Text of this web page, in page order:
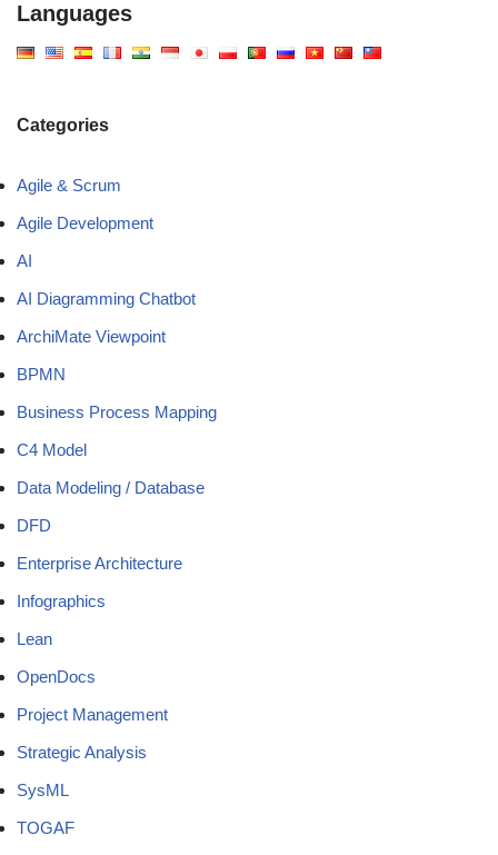
Languages
Categories
Agile & Scrum
Agile Development
AI
AI Diagramming Chatbot
ArchiMate Viewpoint
BPMN
Business Process Mapping
C4 Model
Data Modeling / Database
DFD
Enterprise Architecture
Infographics
Lean
OpenDocs
Project Management
Strategic Analysis
SysML
TOGAF